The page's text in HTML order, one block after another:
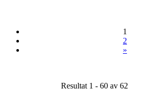
1
2
»
Resultat 1 - 60 av 62